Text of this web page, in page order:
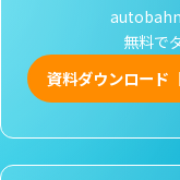
無料で
資料ダウンロード